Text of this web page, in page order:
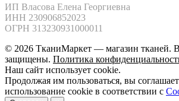
ИП Власова Елена Георгиевна
ИНН 230906852023
ОГРН 313230931000011
© 2026 ТканиМаркет — магазин тканей.
защищены. Политика
Наш сайт использует cookie.
Продолжая им пользоваться, вы
использование cookie в соответствии с